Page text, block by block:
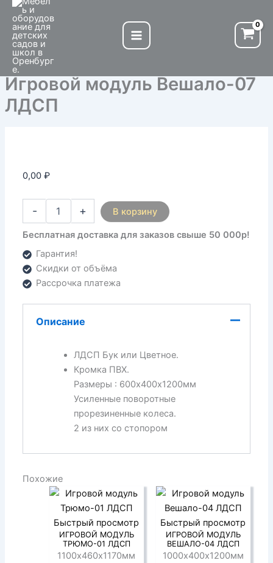
Перейти
содержимому
Игровой модуль Вешало-07
ЛДСП
0,00₽
-
Количество
товара
Игровой
модуль
Вешало-07
ЛДСП
+ В корзину
Бесплатная доставка для заказов свыше 50 000р!
Гарантия!
Скидки от объёма
Рассрочка платежа
Описание
ЛДСП Бук или Цветное.
Кромка ПВХ.
Размеры : 600х400х1200мм
Усиленные поворотные
прорезиненные колеса.
2 из них со стопором
Похожие
Быстрый просмотр
ИГРОВОЙ МОДУЛЬ
ТРЮМО-01 ЛДСП
1100х460х1170мм
Быстрый просмотр
ИГРОВОЙ МОДУЛЬ
ВЕШАЛО-04 ЛДСП
1000х400х1200мм